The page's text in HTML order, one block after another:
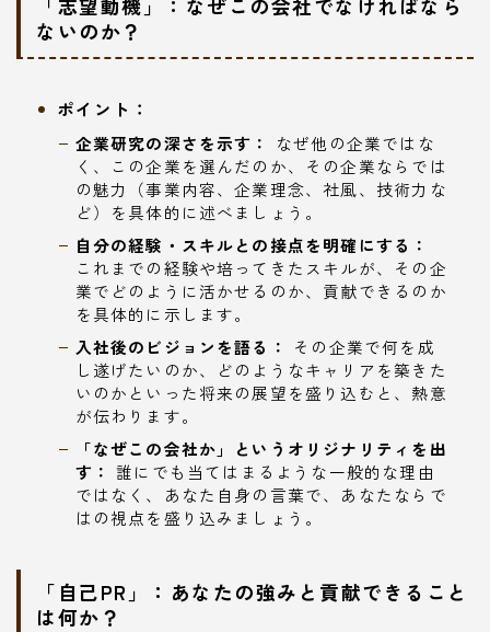
「志望動機」：なぜこの会社でなければなら
ないのか？
ポイント：
企業研究の深さを示す：
なぜ他の企業ではな
く、この企業を選んだのか、その企業ならでは
の魅力（事業内容、企業理念、社風、技術力な
ど）を具体的に述べましょう。
自分の経験・スキルとの接点を明確にする：
これまでの経験や培ってきたスキルが、その企
業でどのように活かせるのか、貢献できるのか
を具体的に示します。
入社後のビジョンを語る：
その企業で何を成
し遂げたいのか、どのようなキャリアを築きた
いのかといった将来の展望を盛り込むと、熱意
が伝わります。
「なぜこの会社か」というオリジナリティを出
す： 誰にでも当てはまるような一般的な理由
ではなく、あなた自身の言葉で、あなたならで
はの視点を盛り込みましょう。
「自己PR」：あなたの強みと貢献できること
は何か？